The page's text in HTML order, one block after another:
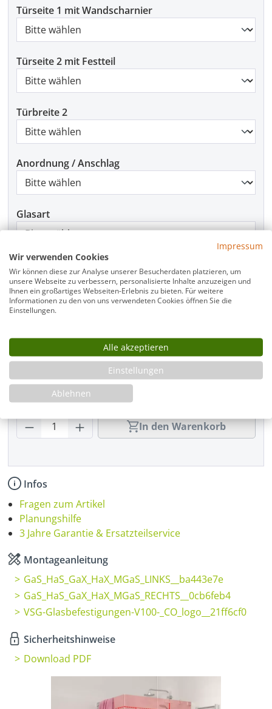
Türseite 1 mit Wandscharnier
Türseite 2 mit Festteil
Türbreite 2
Anordnung / Anschlag
Glasart
Beschlagfarbe
Produkt Anzahl: Gib den gewünschten
In den Warenkorb
Infos
Fragen zum Artikel
Planungshilfe
3 Jahre Garantie & Ersatzteilservice
Montageanleitung
GaS_HaS_GaX_HaX_MGaS_LINKS__ba443e7e
GaS_HaS_GaX_HaX_MGaS_RECHTS__0cb6feb4
VSG-Glasbefestigungen-V100-_CO_logo__21ff6cf0
Sicherheitshinweise
Download PDF
Impressum
Wir verwenden Cookies
Wir können diese zur Analyse unserer Besucherdaten platzieren, um
unsere Webseite zu verbessern, personalisierte Inhalte anzuzeigen und
Ihnen ein großartiges Webseiten-Erlebnis zu bieten. Für weitere
Informationen zu den von uns verwendeten Cookies öffnen Sie die
Einstellungen.
Alle akzeptieren
Einstellungen
Ablehnen